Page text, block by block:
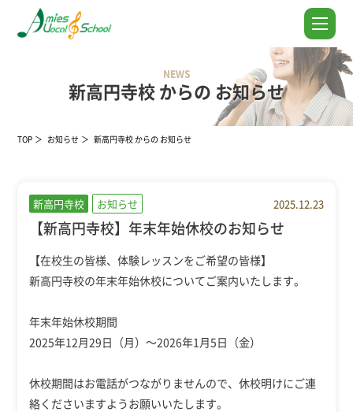
NEWS
新高円寺校 からの お知らせ
TOP お知らせ 新高円寺校 からの お知らせ
新高円寺校 お知らせ 2025.12.23
【新高円寺校】年末年始休校のお知らせ
【在校生の皆様、体験レッスンをご希望の皆様】
新高円寺校の年末年始休校についてご案内いたします。
年末年始休校期間
2025年12月29日（月）～2026年1月5日（金）
休校期間はお電話がつながりませんので、休校明けにご連
絡くださいますようお願いいたします。